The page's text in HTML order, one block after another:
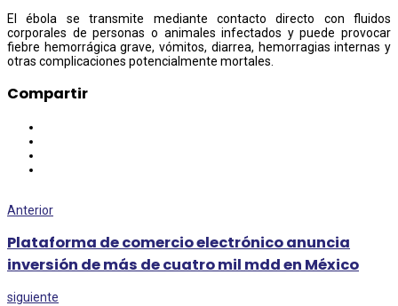
El ébola se transmite mediante contacto directo con fluidos
corporales de personas o animales infectados y puede provocar
fiebre hemorrágica grave, vómitos, diarrea, hemorragias internas y
otras complicaciones potencialmente mortales.
Compartir
Anterior
Plataforma de comercio electrónico anuncia
inversión de más de cuatro mil mdd en México
siguiente